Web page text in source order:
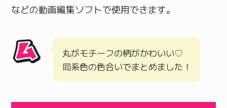
などの動画編集ソフトで使用できます。
丸がモチーフの柄がかわいい♡
同系色の色合いでまとめました！